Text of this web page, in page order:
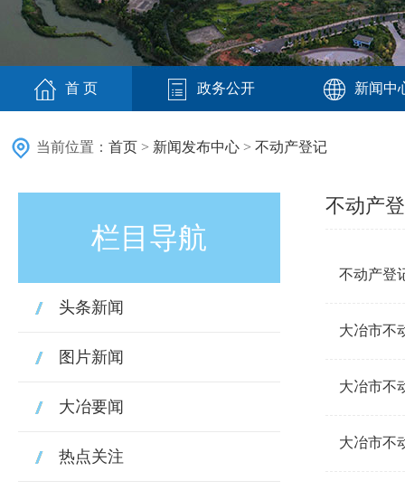
首 页 政务公开 新闻中
当前位置： 首页 > 新闻发布中心 > 不动产登记
栏目导航
头条新闻
图片新闻
大冶要闻
热点关注
不动产
不动产登
大冶市不
大冶市不
大冶市不